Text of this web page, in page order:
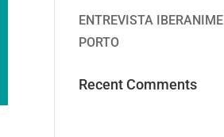
ENTREVISTA IBERANIME
PORTO
Recent Comments